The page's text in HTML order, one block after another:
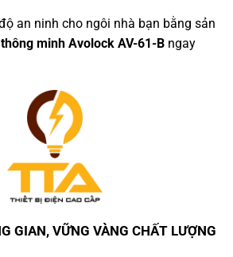
an ninh cho ngôi nhà bạn bằng sản
minh Avolock AV-61-B ngay
GIAN, VỮNG VÀNG CHẤT LƯỢNG